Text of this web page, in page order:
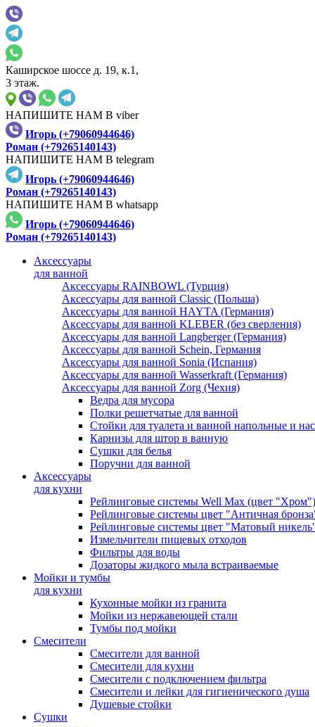
Каширское шоссе д. 19, к.1,
3 этаж.
НАПИШИТЕ НАМ В viber
Игорь (+79060944646)
Роман (+79265140143)
НАПИШИТЕ НАМ В telegram
Игорь (+79060944646)
Роман (+79265140143)
НАПИШИТЕ НАМ В whatsapp
Игорь (+79060944646)
Роман (+79265140143)
Аксессуары
для ванной
Аксессуары RAINBOWL (Турция)
Аксессуары для ванной Classic (Польша)
Аксессуары для ванной HAYTA (Германия)
Аксессуары для ванной KLEBER (без сверления)
Аксессуары для ванной Langberger (Германия)
Аксессуары для ванной Schein, Германия
Аксессуары для ванной Sonia (Испания)
Аксессуары для ванной Wasserkraft (Германия)
Аксессуары для ванной Zorg (Чехия)
Ведра для мусора
Полки решетчатые для ванной
Стойки для туалета и ванной напольные и
Карнизы для штор в ванную
Сушки для белья
Поручни для ванной
Аксессуары
для кухни
Рейлинговые системы Well Max (цвет "Хром")
Рейлинговые системы цвет "Античная
Рейлинговые системы цвет "Матовый
Измельчители пищевых отходов
Фильтры для воды
Дозаторы жидкого мыла встраиваемые
Мойки и тумбы
для кухни
Кухонные мойки из гранита
Мойки из нержавеющей стали
Тумбы под мойки
Смесители
Смесители для ванной
Смесители для кухни
Смесители с подключением фильтра
Cмесители и лейки для гигиенического душа
Душевые стойки
Сушки